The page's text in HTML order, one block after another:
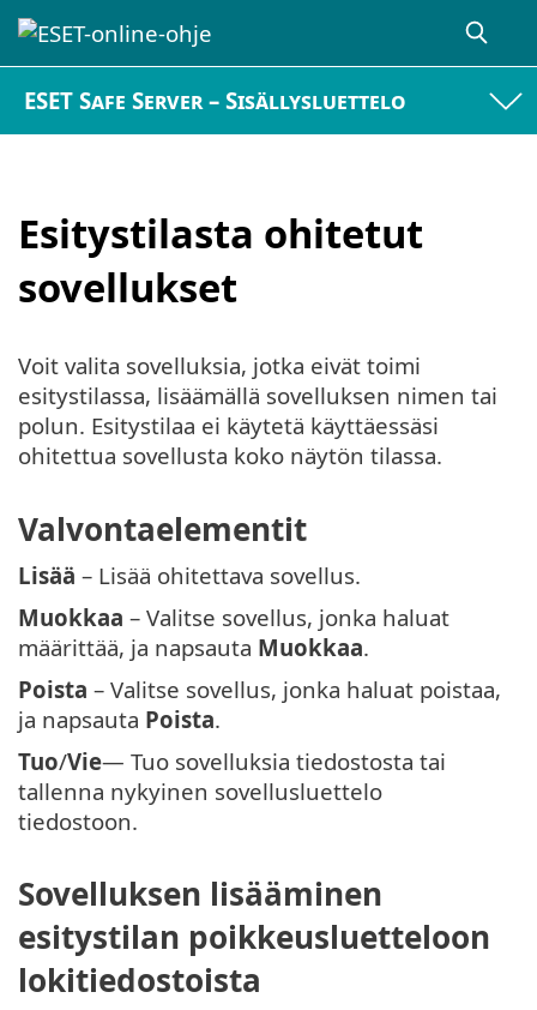
ESET Safe Server – Sisällysluettelo
Esitystilasta ohitetut
sovellukset
Voit valita sovelluksia, jotka eivät toimi
esitystilassa, lisäämällä sovelluksen nimen tai
polun. Esitystilaa ei käytetä käyttäessäsi
ohitettua sovellusta koko näytön tilassa.
Valvontaelementit
Lisää – Lisää ohitettava sovellus.
Muokkaa – Valitse sovellus, jonka haluat
määrittää, ja napsauta Muokkaa.
Poista – Valitse sovellus, jonka haluat poistaa,
ja napsauta Poista.
Tuo/Vie— Tuo sovelluksia tiedostosta tai
tallenna nykyinen sovellusluettelo
tiedostoon.
Sovelluksen lisääminen
esitystilan poikkeusluetteloon
lokitiedostoista